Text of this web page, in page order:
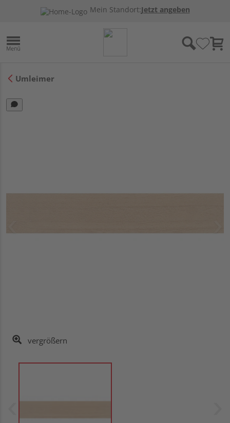
Mein Standort:Jetzt angeben
Umleimer
vergrößern